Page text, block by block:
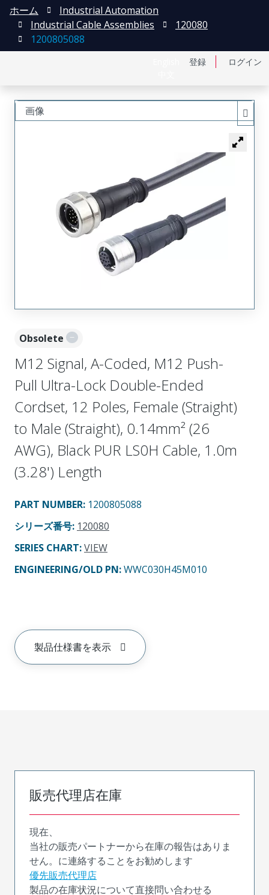
登録 ログイン
ホーム
Industrial Automation
Industrial Cable Assemblies
120080
1200805088
Obsolete
M12 Signal, A-Coded, M12 Push-
Pull Ultra-Lock Double-Ended
Cordset, 12 Poles, Female (Straight)
to Male (Straight), 0.14mm² (26
AWG), Black PUR LS0H Cable, 1.0m
(3.28') Length
PART NUMBER: 1200805088
シリーズ番号: 120080
SERIES CHART:VIEW
ENGINEERING/OLD PN:WWC030H45M010
製品仕様書を表示
画像
販売代理店在庫
現在、
当社の販売パートナーから在庫の報告はありま
せん。に連絡することをお勧めします
優先販売代理店
製品の在庫状況について直接問い合わせる